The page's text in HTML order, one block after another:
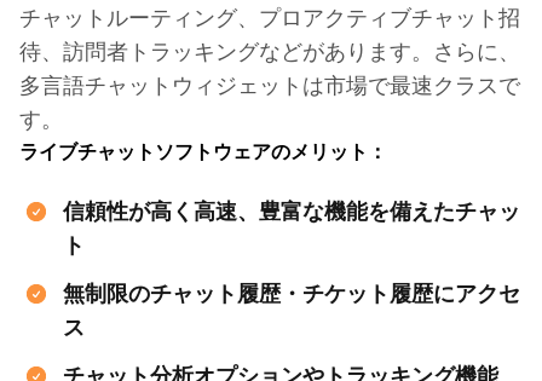
チャットルーティング、プロアクティブチャット招
待、訪問者トラッキングなどがあります。さらに、
多言語チャットウィジェットは市場で最速クラスで
す。
ライブチャットソフトウェアのメリット：
信頼性が高く高速、豊富な機能を備えたチャッ
ト
無制限のチャット履歴・チケット履歴にアクセ
ス
チャット分析オプションやトラッキング機能